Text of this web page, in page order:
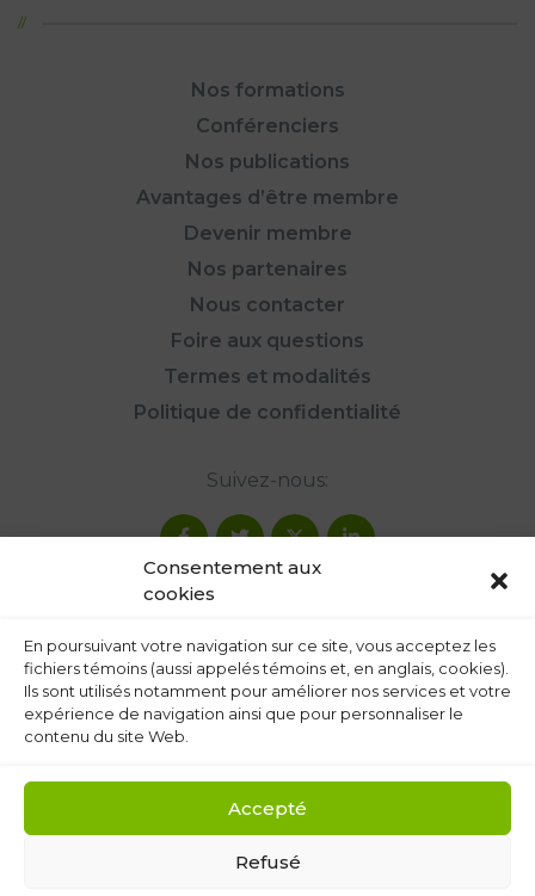
Consentement aux
cookies
En poursuivant votre navigation sur ce site, vous acceptez les
fichiers témoins (aussi appelés témoins et, en anglais, cookies).
Ils sont utilisés notamment pour améliorer nos services et votre
expérience de navigation ainsi que pour personnaliser le
contenu du site Web.
Accepté
Refusé
Nos formations
Conférenciers
Nos publications
Avantages d’être membre
Devenir membre
Nos partenaires
Nous contacter
Foire aux questions
Termes et modalités
Politique de confidentialité
Suivez-nous: